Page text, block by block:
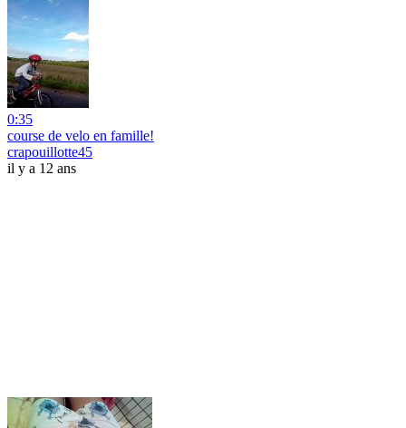
0:35
course de velo en famille!
crapouillotte45
il y a 12 ans